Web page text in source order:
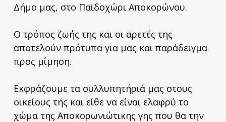
Δήμο μας, στο Παϊδοχώρι Αποκορώνου.
Ο τρόπος ζωής της και οι αρετές της
αποτελούν πρότυπα για μας και παράδειγμα
προς μίμηση.
Εκφράζουμε τα συλλυπητήριά μας στους
οικείους της και είθε να είναι ελαφρύ το
χώμα της Αποκορωνιώτικης γης που θα την